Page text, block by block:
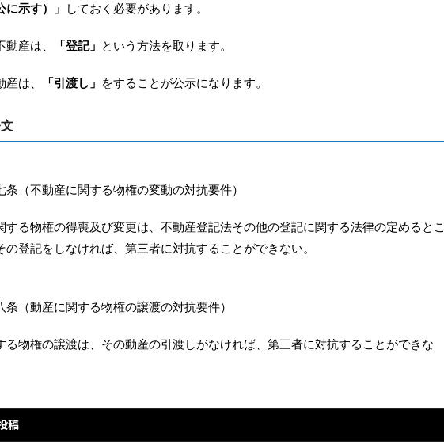
に示す）」 しておく必要があります。
産は、 「登記」 という方法を取ります。
は、 「引渡し」 をすることが公示になります。
条（不動産に関する物権の変動の対抗要件）
する物権の得喪及び変更は、不動産登記法その他の登記に関する法律の定めるとこ
の登記をしなければ、第三者に対抗することができない。
条（動産に関する物権の譲渡の対抗要件）
る物権の譲渡は、その動産の引渡しがなければ、第三者に対抗することができな
稿